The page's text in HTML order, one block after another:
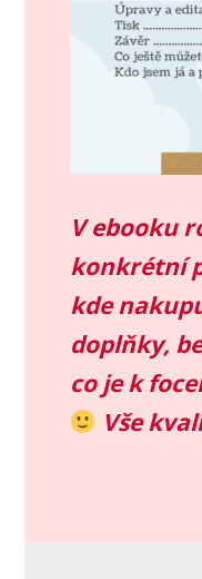
V ebooku
konkrétní
kde
doplňky,
co je k
Vše